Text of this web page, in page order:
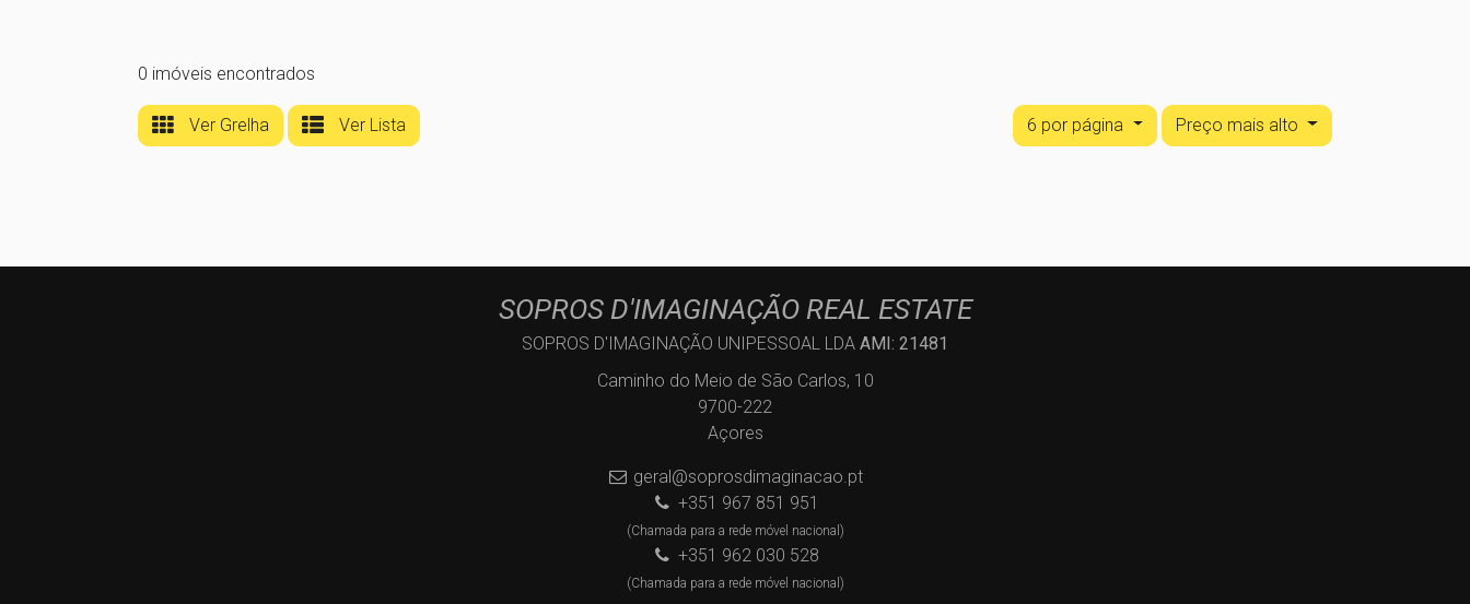
0 imóveis encontrados
Ver Grelha Ver Lista 6 por página Preço mais alto
SOPROS D'IMAGINAÇÃO REAL ESTATE
SOPROS D'IMAGINAÇÃO UNIPESSOAL LDA AMI: 21481
Caminho do Meio de São Carlos, 10
9700-222
Açores
geral@soprosdimaginacao.pt
+351 967 851 951
(Chamada para a rede móvel nacional)
+351 962 030 528
(Chamada para a rede móvel nacional)